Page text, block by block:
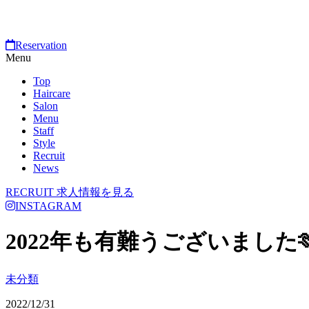
Reservation
Menu
Top
Haircare
Salon
Menu
Staff
Style
Recruit
News
RECRUIT 求人情報を見る
INSTAGRAM
2022年も有難うございました
未分類
2022/12/31